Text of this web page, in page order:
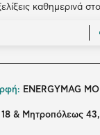
καθημερινά
ENERGYMAG
& Μητροπόλεως